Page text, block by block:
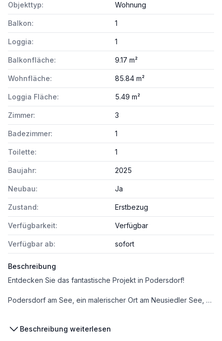
Objekttyp: Wohnung
Balkon: 1
Loggia: 1
Balkonfläche: 9.17 m²
Wohnfläche: 85.84 m²
Loggia Fläche: 5.49 m²
Zimmer: 3
Badezimmer: 1
Toilette: 1
Baujahr: 2025
Neubau: Ja
Zustand: Erstbezug
Verfügbarkeit: Verfügbar
Verfügbar ab: sofort
Beschreibung
Entdecken Sie das fantastische Projekt in Podersdorf!
Podersdorf am See, ein malerischer Ort am Neusiedler See, bietet nicht nur eine atemberaubende Landschaft, sondern auch zahlreiche Vorteile für zukünftige Bewohner und Investoren. Das aktuelle Projekt in dieser charmanten Gemeinde vereint moderne Wohnkultur mit der idyllischen Natur dieser Region.
* Exklusives Swimmingpool:
Beschreibung weiterlesen